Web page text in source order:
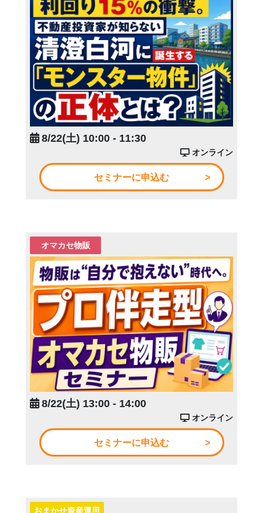
8/22(土) 10:00 - 11:30
オンライン
セミナーに申込む
オマカセ物販
8/22(土) 13:00 - 14:00
オンライン
セミナーに申込む
おまかせ資産運用